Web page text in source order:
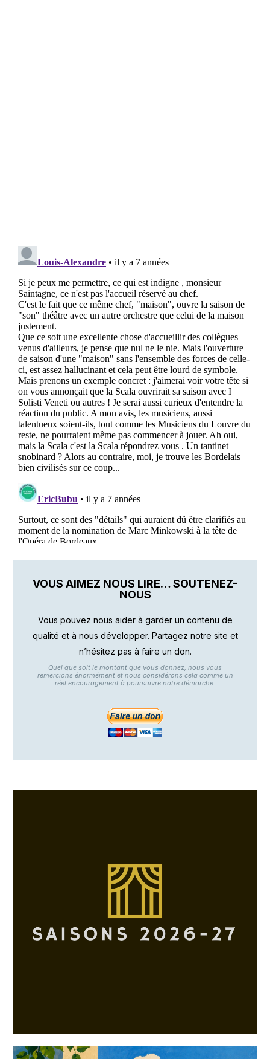
VOUS AIMEZ NOUS LIRE… SOUTENEZ-
NOUS
Vous pouvez nous aider à garder un contenu de
qualité et à nous développer. Partagez notre site et
n’hésitez pas à faire un don.
Quel que soit le montant que vous donnez, nous vous
remercions énormément et nous considérons cela comme un
réel encouragement à poursuivre notre démarche.